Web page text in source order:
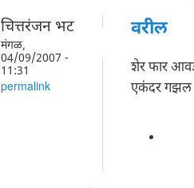
चित्तरंजन भट
मंगळ,
04/09/2007 -
11:31
permalink
वरील
शेर फार
एकंदर गझल